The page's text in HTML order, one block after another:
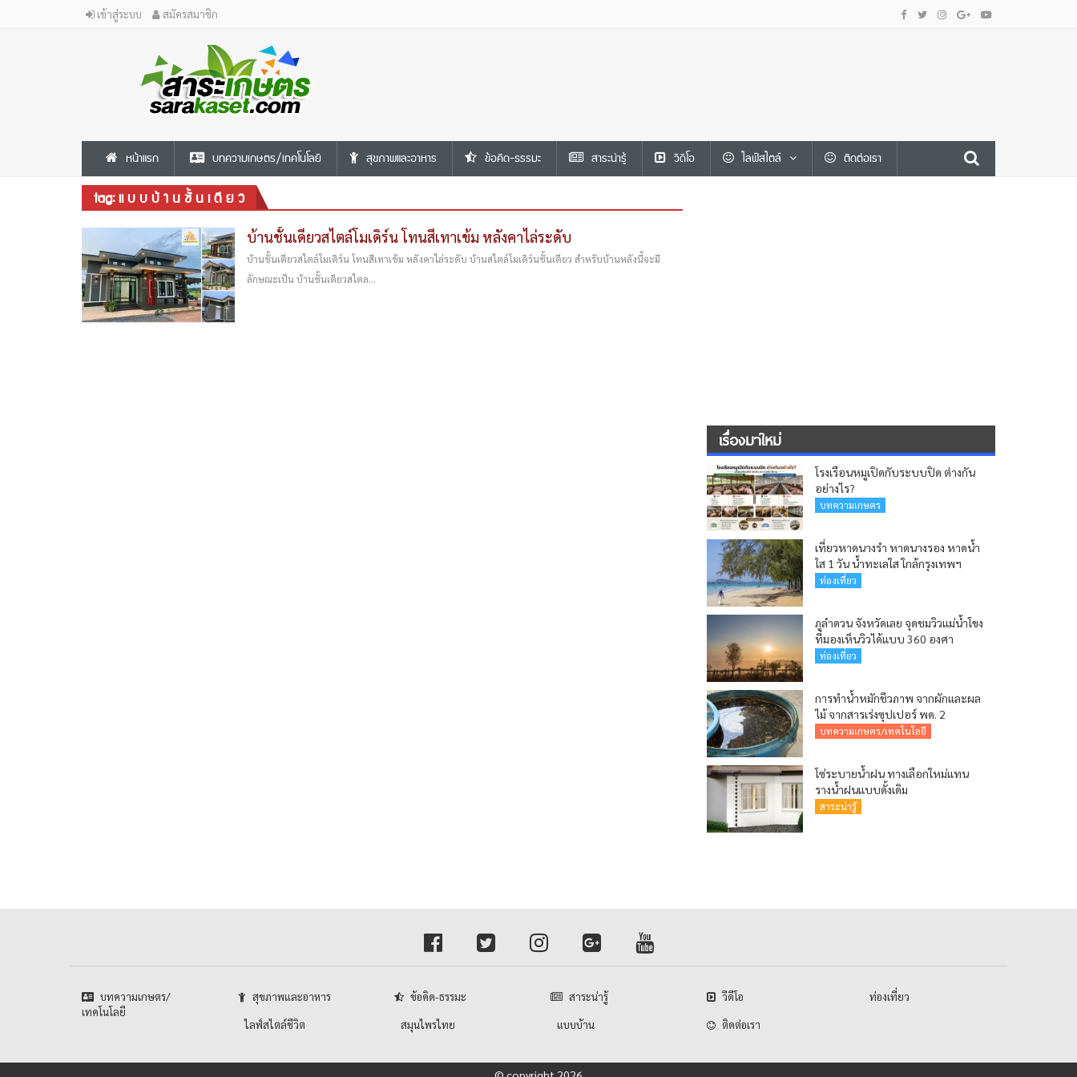
เข้าสู่ระบบ สมัครสมาชิก
หน้าแรก บทความเกษตร/เทคโนโลยี สุขภาพและอาหาร ข้อคิด-ธรรมะ สาระน่ารู้ วีดีโอ ไลฟ์สไตล์ ติดต่อเรา
tag: แ บ บ บ้ า น ชั้ น เ ดี ย ว
บ้านชั้นเดียวสไตล์โมเดิร์น โทนสีเทาเข้ม หลังคาไล่ระดับ
บ้านชั้นเดียวสไตล์โมเดิร์น โทนสีเทาเข้ม หลังคาไล่ระดับ บ้านสไตล์โมเดิร์นชั้นเดียว สำหรับบ้านหลังนี้จะมี
ลักษณะเป็น บ้านชั้นเดียวสไตล...
เรื่องมาใหม่
โรงเรือนหมูเปิดกับระบบปิด ต่างกัน
อย่างไร?
บทความเกษตร
เที่ยวหาดนางรำ หาดนางรอง หาดน้ำ
ใส 1 วัน น้ำทะเลใส ใกล้กรุงเทพฯ
ท่องเที่ยว
ภูลำดวน จังหวัดเลย จุดชมวิวแม่น้ำโขง
ที่มองเห็นวิวได้แบบ 360 องศา
ท่องเที่ยว
การทำน้ำหมักชีวภาพ จากผักและผล
ไม้ จากสารเร่งซุปเปอร์ พด. 2
บทความเกษตร/เทคโนโลยี
โซ่ระบายน้ำฝน ทางเลือกใหม่แทน
รางน้ำฝนแบบดั้งเดิม
สาระน่ารู้
บทความเกษตร/
เทคโนโลยี
สุขภาพและอาหาร ข้อคิด-ธรรมะ สาระน่ารู้ วีดีโอ ท่องเที่ยว
ไลฟ์สไตล์ชีวิต สมุนไพรไทย แบบบ้าน ติดต่อเรา